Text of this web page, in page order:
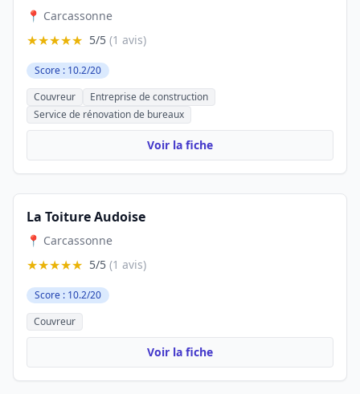
📍 Carcassonne
★★★★★ 5/5 (1 avis)
Score : 10.2/20
Couvreur
Entreprise de construction
Service de rénovation de bureaux
Voir la fiche
La Toiture Audoise
📍 Carcassonne
★★★★★ 5/5 (1 avis)
Score : 10.2/20
Couvreur
Voir la fiche